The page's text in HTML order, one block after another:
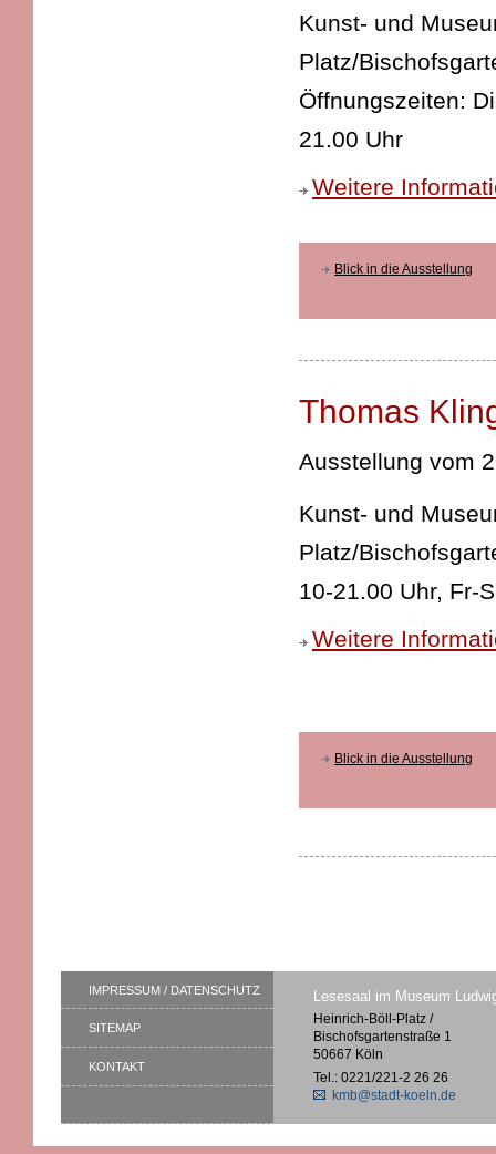
Kunst- und
Platz/
Öffnungszeiten:
21.00 Uhr
Weitere
Blick in die Ausstellung
Thomas
Ausstellung vom
Kunst- und
Platz/
10-21.00 Uhr, Fr-
Weitere
Blick in die Ausstellung
IMPRESSUM / DATENSCHUTZ
SITEMAP
KONTAKT
Lesesaal im Museum
Heinrich-Böll-Platz /
Bischofsgartenstraße 1
50667 Köln
Tel.: 0221/221-2 26 26
kmb@stadt-koeln.de